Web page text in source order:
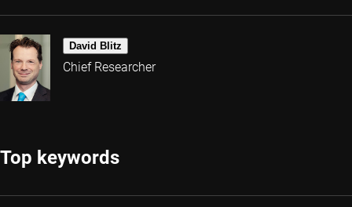
David Blitz
Chief Researcher
Top keywords